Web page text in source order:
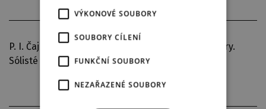
P. I. Čajkovskij: Jolanta - koncertní provedení opery.
Sólisté souboru opery, sbor opery DJKT.
VÝKONOVÉ SOUBORY
SOUBORY CÍLENÍ
FUNKČNÍ SOUBORY
NEZAŘAZENÉ SOUBORY